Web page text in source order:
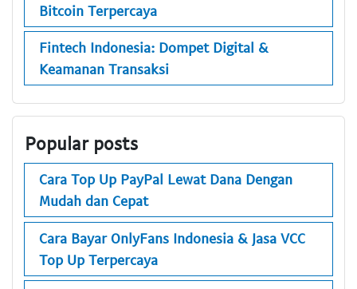
Bitcoin Terpercaya
Fintech Indonesia: Dompet Digital &
Keamanan Transaksi
Popular posts
Cara Top Up PayPal Lewat Dana Dengan
Mudah dan Cepat
Cara Bayar OnlyFans Indonesia & Jasa VCC
Top Up Terpercaya